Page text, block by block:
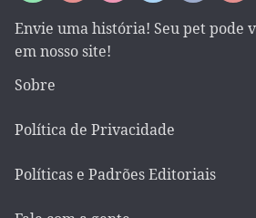
Envie uma história! Seu pet pode
em nosso site!
Sobre
Política de Privacidade
Políticas e Padrões Editoriais